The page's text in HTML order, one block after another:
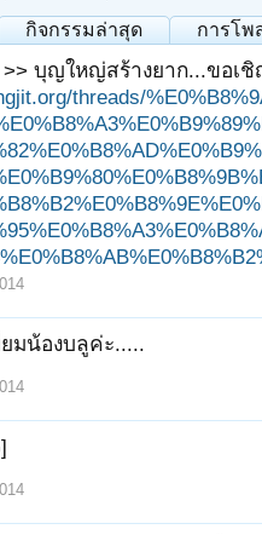
กิจกรรมล่าสุด การโพ
>> บุญใหญ่สร้างยาก...ขอเชิ
threads/
ยมน้องบลูค่ะ.....